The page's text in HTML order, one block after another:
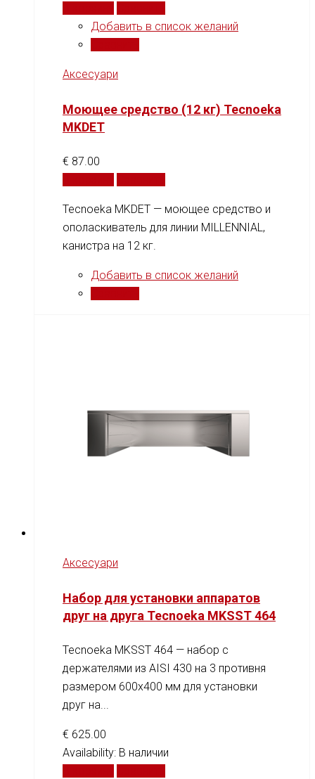
Добавить в список желаний
Аксесуари
Моющее средство (12 кг) Tecnoeka
MKDET
€ 87.00
Tecnoeka MKDET — моющее средство и
ополаскиватель для линии MILLENNIAL,
канистра на 12 кг.
Добавить в список желаний
Аксесуари
Набор для установки аппаратов
друг на друга Tecnoeka MKSST 464
Tecnoeka MKSST 464 — набор с
держателями из AISI 430 на 3 противня
размером 600x400 мм для установки
друг на...
€ 625.00
Availability: В наличии